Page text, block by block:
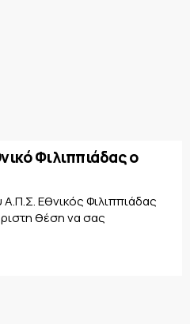
Φιλιππιάδας ο
Εθνικός Φιλιππιάδας
θέση να σας